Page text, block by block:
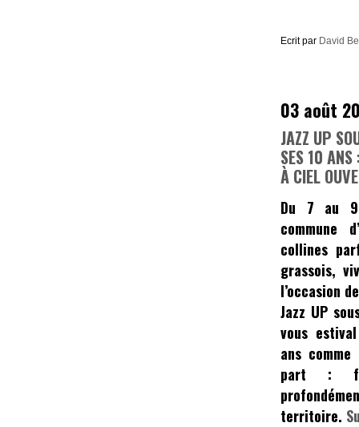
Ecrit par David
03 août
JAZZ UP
SES 10 ANS
À CIEL
Du 7 au
commune d’
collines
grassois,
l’occasion
Jazz UP
vous
ans
part :
territoire.